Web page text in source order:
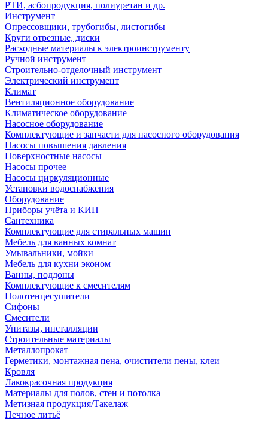
РТИ, асбопродукция, полиуретан и др.
Инструмент
Опрессовщики, трубогибы, листогибы
Круги отрезные, диски
Расходные материалы к электроинструменту
Ручной инструмент
Строительно-отделочный инструмент
Электрический инструмент
Климат
Вентиляционное оборудование
Климатическое оборудование
Насосное оборудование
Комплектующие и запчасти для насосного оборудования
Насосы повышения давления
Поверхностные насосы
Насосы прочее
Насосы циркуляционные
Установки водоснабжения
Оборудование
Приборы учёта и КИП
Сантехника
Комплектующие для стиральных машин
Мебель для ванных комнат
Умывальники, мойки
Мебель для кухни эконом
Ванны, поддоны
Комплектующие к смесителям
Полотенцесушители
Сифоны
Смесители
Унитазы, инсталляции
Строительные материалы
Металлопрокат
Герметики, монтажная пена, очистители пены, клеи
Кровля
Лакокрасочная продукция
Материалы для полов, стен и потолка
Метизная продукция/Такелаж
Печное литьё